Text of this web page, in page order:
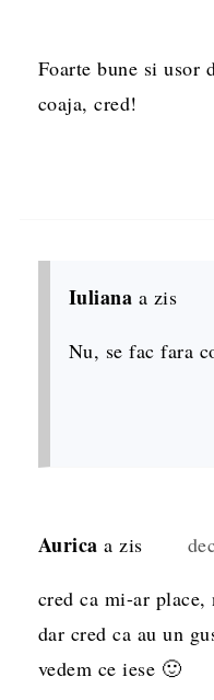
Foarte bune si usor
coaja, cred!
Iuliana a zis
Nu, se fac fara
Aurica a zis
cred ca mi-ar
dar cred ca au un
vedem ce iese 🙂